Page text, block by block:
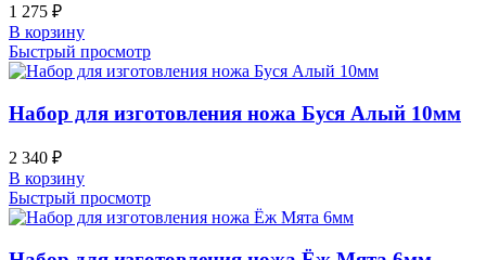
1 275 ₽
В корзину
Быстрый просмотр
Набор для изготовления ножа Буся Алый 10мм
2 340 ₽
В корзину
Быстрый просмотр